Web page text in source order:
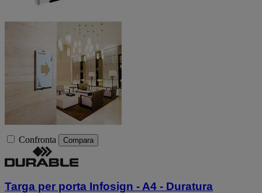
Confronta Compara
Targa per porta Infosign - A4 - Duratura